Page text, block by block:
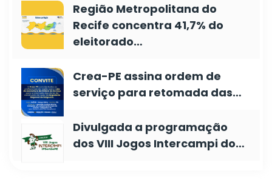
Região Metropolitana do
Recife concentra 41,7% do
eleitorado…
Crea-PE assina ordem de
serviço para retomada das…
Divulgada a programação
dos VIII Jogos Intercampi do…